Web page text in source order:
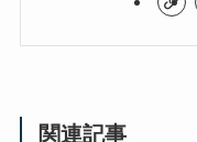
関連記事